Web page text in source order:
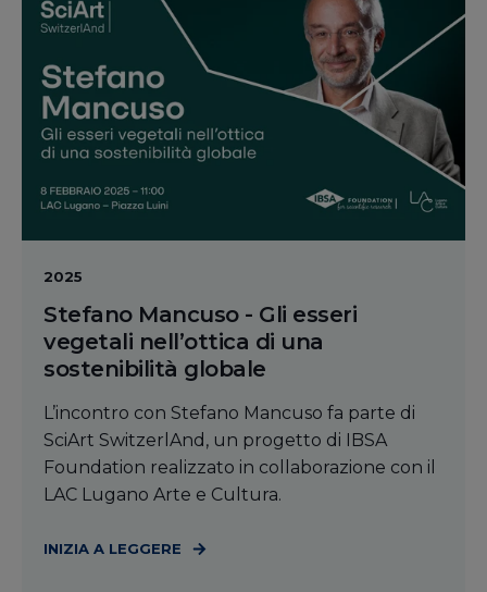
2025
Stefano Mancuso - Gli esseri
vegetali nell’ottica di una
sostenibilità globale
L’incontro con Stefano Mancuso fa parte di
SciArt SwitzerlAnd, un progetto di IBSA
Foundation realizzato in collaborazione con il
LAC Lugano Arte e Cultura.
INIZIA A LEGGERE